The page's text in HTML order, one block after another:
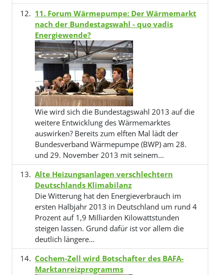
11. Forum Wärmepumpe: Der Wärmemarkt
nach der Bundestagswahl - quo vadis
Energiewende?
Wie wird sich die Bundestagswahl 2013 auf die
weitere Entwicklung des Wärmemarktes
auswirken? Bereits zum elften Mal lädt der
Bundesverband Wärmepumpe (BWP) am 28.
und 29. November 2013 mit seinem…
Alte Heizungsanlagen verschlechtern
Deutschlands Klimabilanz
Die Witterung hat den Energieverbrauch im
ersten Halbjahr 2013 in Deutschland um rund 4
Prozent auf 1,9 Milliarden Kilowattstunden
steigen lassen. Grund dafür ist vor allem die
deutlich längere…
Cochem-Zell wird Botschafter des BAFA-
Marktanreizprogramms